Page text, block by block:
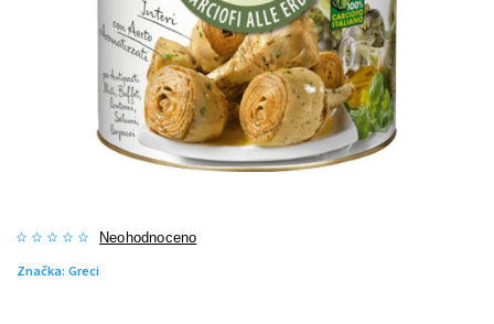
Neohodnoceno
Značka: Greci